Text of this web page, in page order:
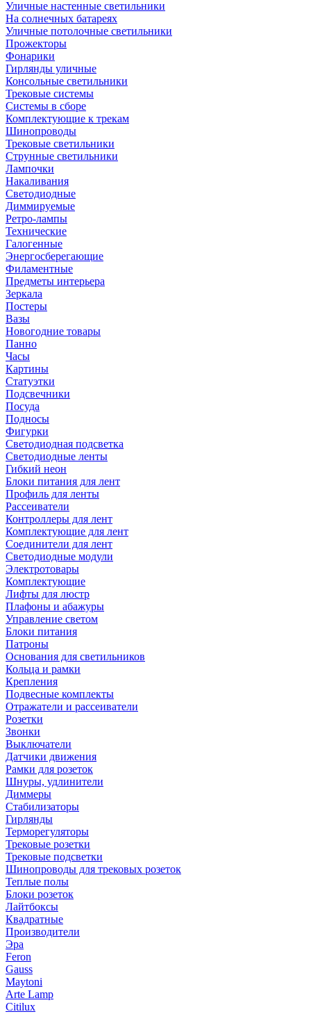
Уличные настенные светильники
На солнечных батареях
Уличные потолочные светильники
Прожекторы
Фонарики
Гирлянды уличные
Консольные светильники
Трековые системы
Системы в сборе
Комплектующие к трекам
Шинопроводы
Трековые светильники
Струнные светильники
Лампочки
Накаливания
Светодиодные
Диммируемые
Ретро-лампы
Технические
Галогенные
Энергосберегающие
Филаментные
Предметы интерьера
Зеркала
Постеры
Вазы
Новогодние товары
Панно
Часы
Картины
Статуэтки
Подсвечники
Посуда
Подносы
Фигурки
Светодиодная подсветка
Светодиодные ленты
Гибкий неон
Блоки питания для лент
Профиль для ленты
Рассеиватели
Контроллеры для лент
Комплектующие для лент
Соединители для лент
Светодиодные модули
Электротовары
Комплектующие
Лифты для люстр
Плафоны и абажуры
Управление светом
Блоки питания
Патроны
Основания для светильников
Кольца и рамки
Крепления
Подвесные комплекты
Отражатели и рассеиватели
Розетки
Звонки
Выключатели
Датчики движения
Рамки для розеток
Шнуры, удлинители
Диммеры
Стабилизаторы
Гирлянды
Терморегуляторы
Трековые розетки
Трековые подсветки
Шинопроводы для трековых розеток
Теплые полы
Блоки розеток
Лайтбоксы
Квадратные
Производители
Эра
Feron
Gauss
Maytoni
Arte Lamp
Citilux